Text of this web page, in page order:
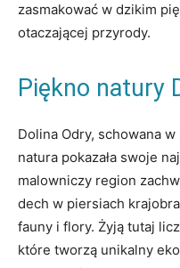
zasmakować w‍ dzikim
otaczającej ‌przyrody.
Piękno⁢ natury
Dolina ‍Odry, schowana
natura pokazała⁣ swoje
malowniczy region⁢
dech ⁢w piersiach
fauny i flory. Żyją tutaj⁤
które ‌tworzą⁣ unikalny